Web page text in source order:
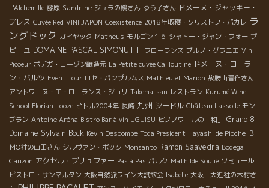
L'Alchemille 藤原 Sandrine ジュラの鏡さん ゆう子さん ドメーヌ・ジャッキー・
プレス Cuvée Red VINI JAPON Coexistence 2018年収穫・クリストフ・パカレ ラ
ングドック ガイヤック Matheus モルゴン１６ シャトー・ジャン・フォー プ
ピーユ DOMAINE PASCAL SIMONUTTI フローランス ブルノ・グラニエ Vin
Picoeur ボデガ・コーゾン醸造元 La Petite cuvée Cailloutine ドメーヌ・ローラ
ン・バルツ Event Tour ロセ・パンプルムス Mathieu et Marion 故勝山晋作さん
アントワーヌ・エ・ローランス・ジョリ Takema-san レストラン Kurumé Wine
School Florian Looze ピトル2004年 長崎 九州 シードル Château Lassolle モン
ブラン Antoine Aréna Bistro Bar à vin UGUISU ピノノワールの「和」 Grand 8
Domaine Sylvain Bock Kevin Descombe Toda President Hayashi de Pioche Ｂ
ＭО社の山田さん シルヴァン・ボック Monsanto Ramon Saavedra Bodega
Cauzon アクセル・プリュファー Pas à Pas パルク Mathilde Soulié ソミュール
ビストロ・サンマルタン 大阪自然派ワイン大試飲会 Isabelle 大阪 大近社の木村さ